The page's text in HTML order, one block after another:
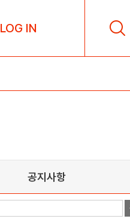
LOG IN
공지사항